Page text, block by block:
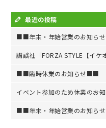
最近の投稿
■■年末・年始営業のお知ら
講談社「FORZA STYLE【イ
■■臨時休業のお知らせ■■
イベント参加のため休業のお
■■年末・年始営業のお知ら